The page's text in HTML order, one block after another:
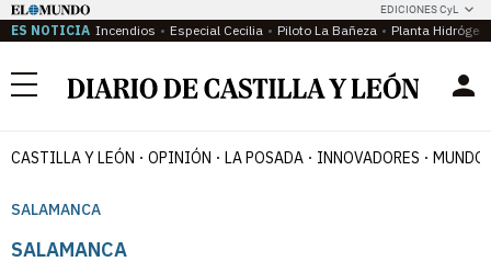
EDICIONES CyL
ES NOTICIA Incendios Especial Cecilia Piloto La Bañeza Planta
Menú
CASTILLA Y LEÓN OPINIÓN LA POSADA INNOVADORES MUNDO
SALAMANCA
SALAMANCA